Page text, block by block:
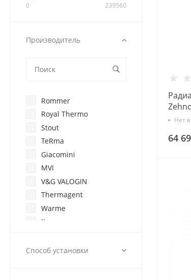
0 239560
Производитель
Rommer
Royal Thermo
Stout
TeRma
Giacomini
MVI
V&G VALOGIN
Thermagent
Warme
Itap
Kermi
Способ установки
12Нет
64